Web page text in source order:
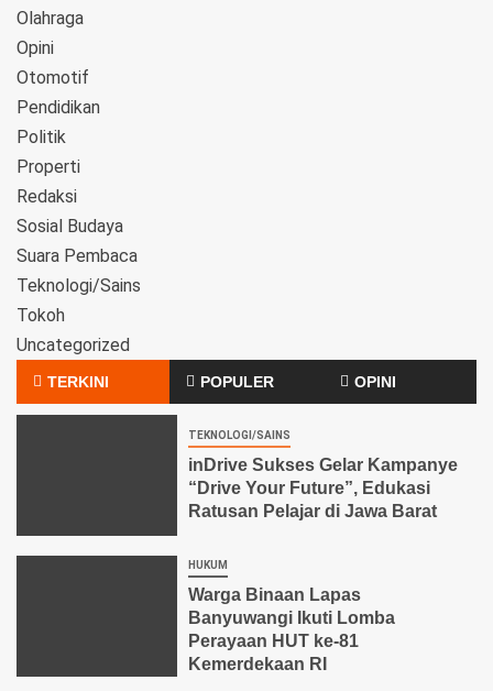
Olahraga
Opini
Otomotif
Pendidikan
Politik
Properti
Redaksi
Sosial Budaya
Suara Pembaca
Teknologi/Sains
Tokoh
Uncategorized
TERKINI POPULER OPINI
TEKNOLOGI/SAINS
inDrive Sukses Gelar Kampanye
“Drive Your Future”, Edukasi
Ratusan Pelajar di Jawa Barat
HUKUM
Warga Binaan Lapas
Banyuwangi Ikuti Lomba
Perayaan HUT ke-81
Kemerdekaan RI